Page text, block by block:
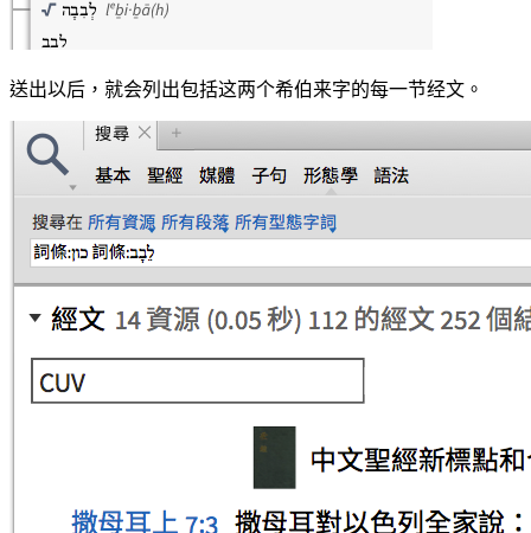
送出以后，就会列出包括这两个希伯来字的每一节经文。